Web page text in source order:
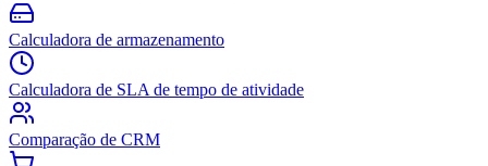
Calculadora de armazenamento
Calculadora de SLA de tempo de atividade
Comparação de CRM